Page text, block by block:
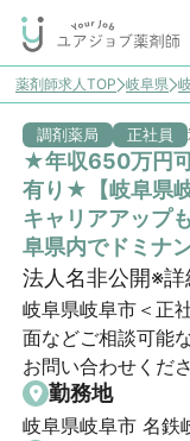
薬剤師求人TOP 岐阜県
調剤薬局 正社員
★年収650万円
有り★【岐阜県
キャリアアップ
阜県内でドミナ
法人名非公開※
岐阜県岐阜市＜正
面などご相談可能
お問い合わせくだ
勤務地
岐阜県岐阜市 名鉄